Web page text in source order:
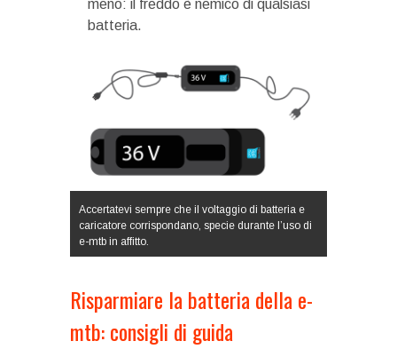
meno: il freddo è nemico di qualsiasi
batteria.
Accertatevi sempre che il voltaggio di batteria e
caricatore corrispondano, specie durante l’uso di
e-mtb in affitto.
Risparmiare la batteria della e-
mtb: consigli di guida